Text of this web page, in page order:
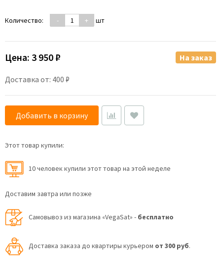
Количество: - + шт
Цена: 3 950 ₽
Доставка от: 400 ₽
На заказ
Добавить в корзину
Этот товар купили:
10 человек купили этот товар на этой неделе
Доставим завтра или позже
Самовывоз из магазина «VegaSat» - бесплатно
Доставка заказа до квартиры курьером от 300 руб.